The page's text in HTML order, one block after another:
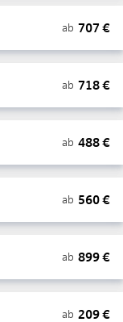
ab 707 €
ab 718€
ab 488€
ab 560€
ab 899€
ab 209€